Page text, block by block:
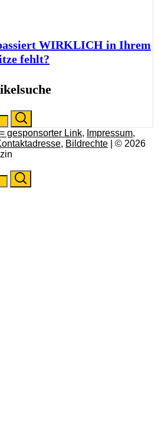
WIRKLICH in Ihrem
fehlt?
gesponsorter Link, Impressum,
, Bildrechte | © 2026